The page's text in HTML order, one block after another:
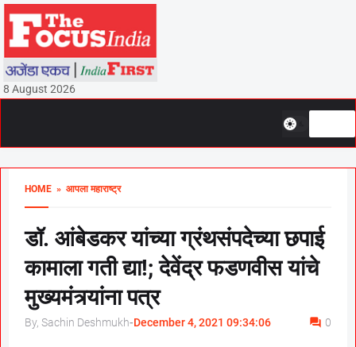
8 August 2026
HOME » आपला महाराष्ट्र
डॉ. आंबेडकर यांच्या ग्रंथसंपदेच्या छपाई
कामाला गती द्या!; देवेंद्र फडणवीस यांचे
मुख्यमंत्र्यांना पत्र
By, Sachin Deshmukh-December 4, 2021 09:34:06 0